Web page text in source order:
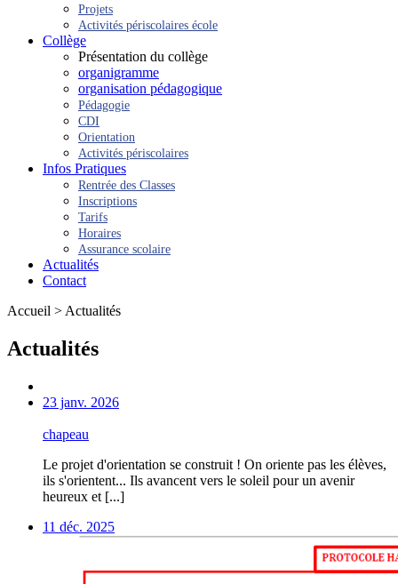
Projets
Activités périscolaires école
Collège
Présentation du collège
organigramme
organisation pédagogique
Pédagogie
CDI
Orientation
Activités périscolaires
Infos Pratiques
Rentrée des Classes
Inscriptions
Tarifs
Horaires
Assurance scolaire
Actualités
Contact
Accueil > Actualités
Actualités
23 janv. 2026
chapeau
Le projet d'orientation se construit ! On oriente pas les élèves,
ils s'orientent... Ils avancent vers le soleil pour un avenir
heureux et [...]
11 déc. 2025